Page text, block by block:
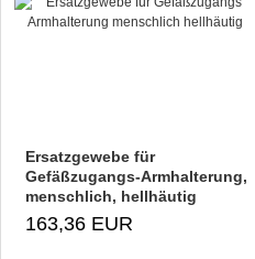
Ersatzgewebe für
Gefäßzugangs-Armhalterung,
menschlich, hellhäutig
163,36 EUR